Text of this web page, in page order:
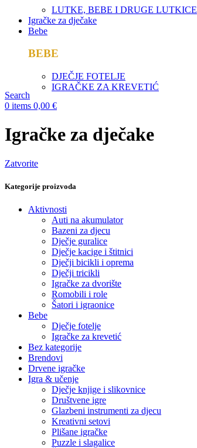
LUTKE, BEBE I DRUGE LUTKICE
Igračke za dječake
Bebe
BEBE
DJEČJE FOTELJE
IGRAČKE ZA KREVETIĆ
Search
0 items 0,00 €
Igračke za dječake
Zatvorite
Kategorije proizvoda
Aktivnosti
Auti na akumulator
Bazeni za djecu
Dječje guralice
Dječje kacige i štitnici
Dječji bicikli i oprema
Dječji tricikli
Igračke za dvorište
Romobili i role
Šatori i igraonice
Bebe
Dječje fotelje
Igračke za krevetić
Bez kategorije
Brendovi
Drvene igračke
Igra & učenje
Dječje knjige i slikovnice
Društvene igre
Glazbeni instrumenti za djecu
Kreativni setovi
Plišane igračke
Puzzle i slagalice